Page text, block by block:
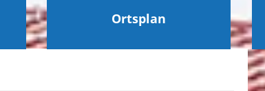
Ortsplan